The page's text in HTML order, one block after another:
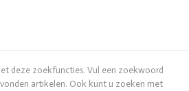
deze zoekfuncties. Vul een zoekwoord
artikelen. Ook kunt u zoeken met